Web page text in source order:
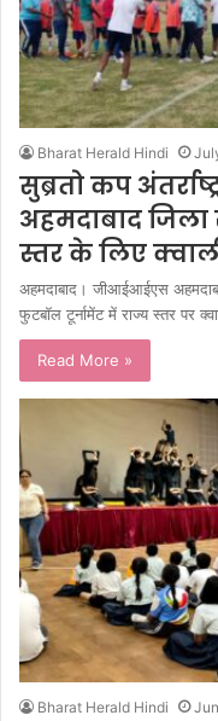
Bharat Herald Hindi
सुब्रतो कप
अहमदाबाद जिला
स्तर के लिए
अहमदाबाद। जीआईआईएस
फुटबॉल टूर्नामेंट में राज्य स्तर पर
Read More »
Bharat Herald Hindi